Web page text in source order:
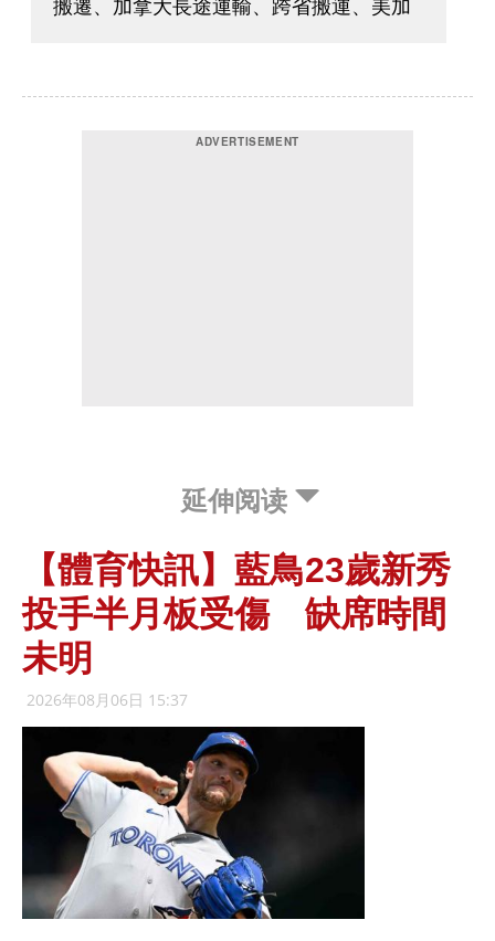
延伸阅读
【體育快訊】藍鳥23歲新秀
投手半月板受傷 缺席時間
未明
2026年08月06日 15:37